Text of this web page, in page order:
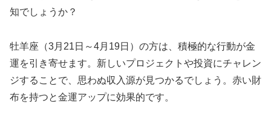
知でしょうか？
牡羊座（3月21日～4月19日）の方は、積極的な行動が金
運を引き寄せます。新しいプロジェクトや投資にチャレン
ジすることで、思わぬ収入源が見つかるでしょう。赤い財
布を持つと金運アップに効果的です。